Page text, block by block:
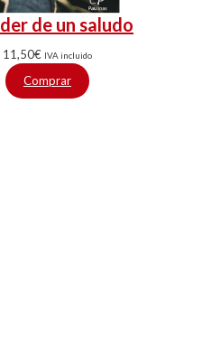
de un saludo
11,50€ IVA incluido
Comprar